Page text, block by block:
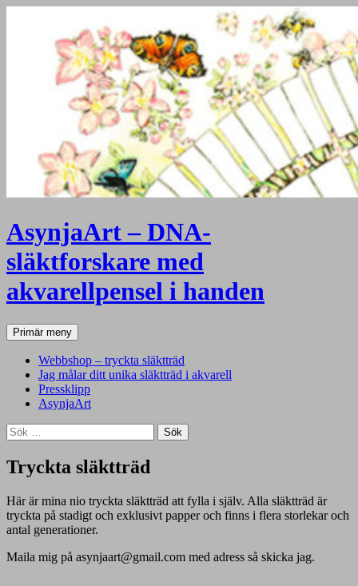
AsynjaArt – DNA-
släktforskare med
akvarellpensel i handen
SökPrimär meny Hoppa
till
innehåll
Webbshop – tryckta släktträd
Jag målar ditt unika släktträd i akvarell
Pressklipp
AsynjaArt
Sök
efter:
Tryckta släktträd
Här är mina nio tryckta släktträd att fylla i själv. Alla släktträd är
tryckta på stadigt och exklusivt papper och finns i flera storlekar och
antal generationer.
Maila mig på asynjaart@gmail.com med adress så skicka jag.